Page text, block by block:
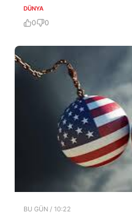
DÜNYA
0 0
BU GÜN / 10:22